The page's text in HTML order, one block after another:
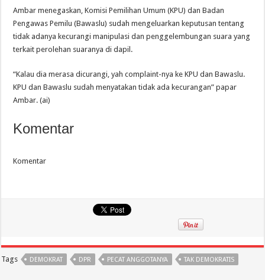
Ambar menegaskan, Komisi Pemilihan Umum (KPU) dan Badan
Pengawas Pemilu (Bawaslu) sudah mengeluarkan keputusan tentang
tidak adanya kecurangi manipulasi dan penggelembungan suara yang
terkait perolehan suaranya di dapil.
“Kalau dia merasa dicurangi, yah complaint-nya ke KPU dan Bawaslu.
KPU dan Bawaslu sudah menyatakan tidak ada kecurangan” papar
Ambar. (ai)
Komentar
Komentar
Tags DEMOKRAT DPR PECAT ANGGOTANYA TAK DEMOKRATIS